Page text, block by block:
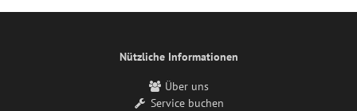
Nützliche Informationen
Über uns
Service buchen